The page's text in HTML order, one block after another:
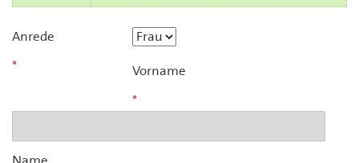
Anrede
Vorname